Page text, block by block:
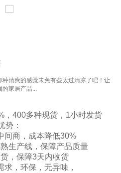
清爽的感觉未免有些太过清凉了吧！让
的家居产品...
，400多种现货，1小时发货
势：
间商，成本降低30%
生产线，保障产品质量
，保障3天内收货
求，环保，无异味，